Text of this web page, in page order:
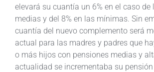
elevará su cuantía un 6% en el caso de
medias y del 8% en las mínimas. Sin
cuantía del nuevo complemento será
actual para las madres y padres que
o más hijos con pensiones medias y
actualidad se incrementaba su